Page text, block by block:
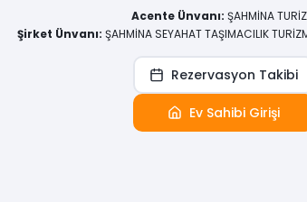
Acente Ünvanı: ŞAHMİNA
Şirket Ünvanı: ŞAHMİNA SEYAHAT TAŞIMACILIK
Rezervasyon Takibi
Ev Sahibi Girişi